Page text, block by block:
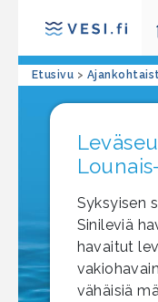
Etusivu >
Syksyisen
Sinileviä
havaitut
vähäisiä